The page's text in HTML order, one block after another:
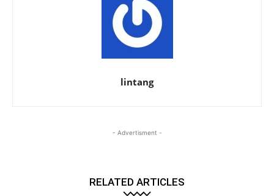
lintang
- Advertisment -
RELATED ARTICLES